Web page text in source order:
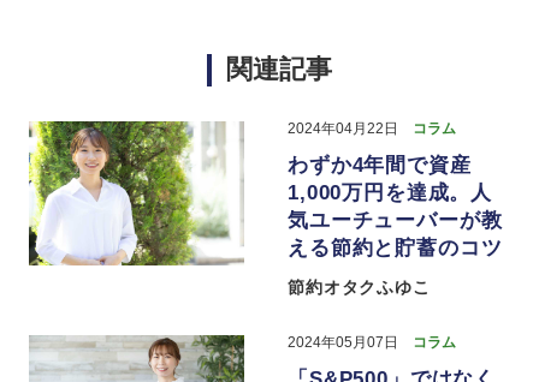
関連記事
2024年04月22日 コラム
わずか4年間で資産
1,000万円を達成。人
気ユーチューバーが教
える節約と貯蓄のコツ
節約オタクふゆこ
2024年05月07日 コラム